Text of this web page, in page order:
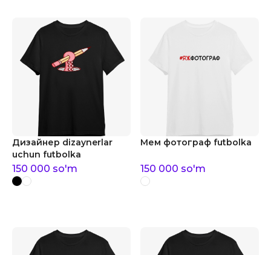
Дизайнер dizaynerlar
uchun futbolka
150 000 so'm
Мем фотограф futbolka
150 000 so'm